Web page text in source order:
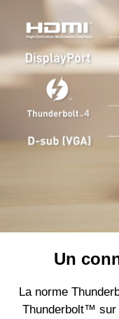
Un
La norme
Thunderbolt™ sur